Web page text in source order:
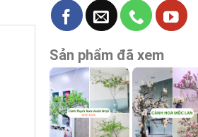
Sản phẩm đã xem